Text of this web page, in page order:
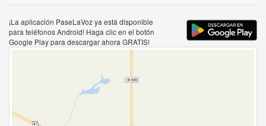
¡La aplicación PaseLaVoz ya está disponible
para teléfonos Android! Haga clic en el botón
Google Play para descargar ahora GRATIS!